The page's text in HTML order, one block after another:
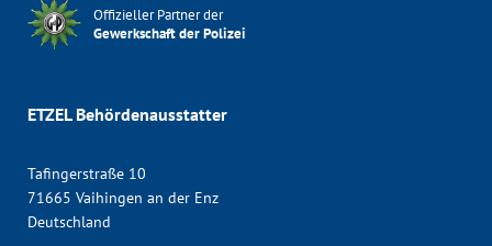
Offizieller Partner der
Gewerkschaft der Polizei
ETZEL Behördenausstatter
Tafingerstraße 10
71665 Vaihingen an der Enz
Deutschland